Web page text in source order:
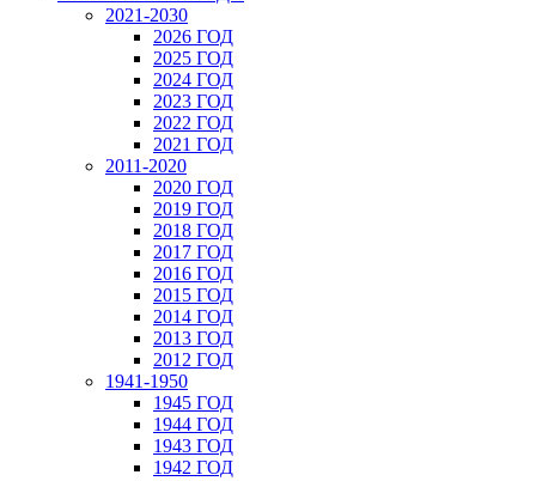
2021-2030
2026 ГОД
2025 ГОД
2024 ГОД
2023 ГОД
2022 ГОД
2021 ГОД
2011-2020
2020 ГОД
2019 ГОД
2018 ГОД
2017 ГОД
2016 ГОД
2015 ГОД
2014 ГОД
2013 ГОД
2012 ГОД
1941-1950
1945 ГОД
1944 ГОД
1943 ГОД
1942 ГОД